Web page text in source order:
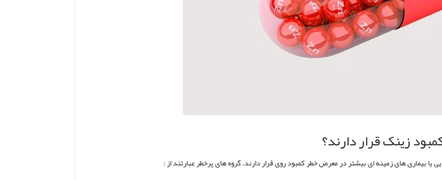
زینک قرار دارند؟
یا بیماری های زمینه ای بیشتر در معرض خطر کمبود روی قرار دارند. گروه های پرخطر عبارتند از :